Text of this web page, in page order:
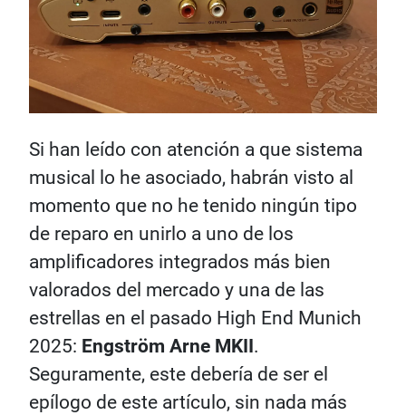
Si han leído con atención a que sistema
musical lo he asociado, habrán visto al
momento que no he tenido ningún tipo
de reparo en unirlo a uno de los
amplificadores integrados más bien
valorados del mercado y una de las
estrellas en el pasado High End Munich
2025: Engström Arne MKII .
Seguramente, este debería de ser el
epílogo de este artículo, sin nada más